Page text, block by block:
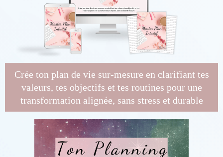
Crée ton plan de vie sur-mesure en clarifiant tes
valeurs, tes objectifs et tes routines pour une
transformation alignée, sans stress et durable